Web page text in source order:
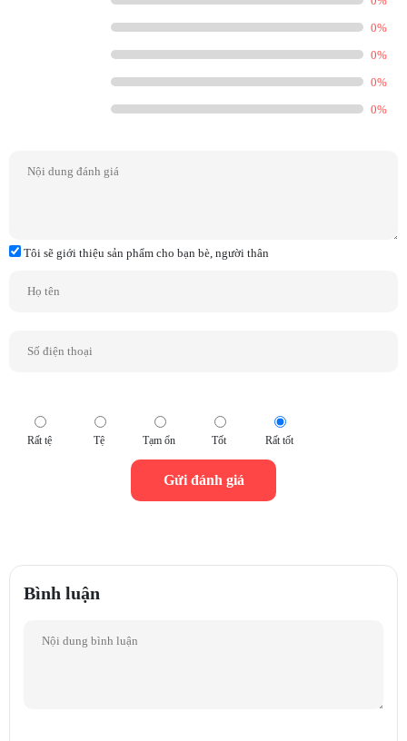
0%
0%
0%
0%
Tôi sẽ giới thiệu sản phẩm cho bạn bè, người thân
Rất tệ Tệ Tạm ổn Tốt Rất tốt
Bình luận